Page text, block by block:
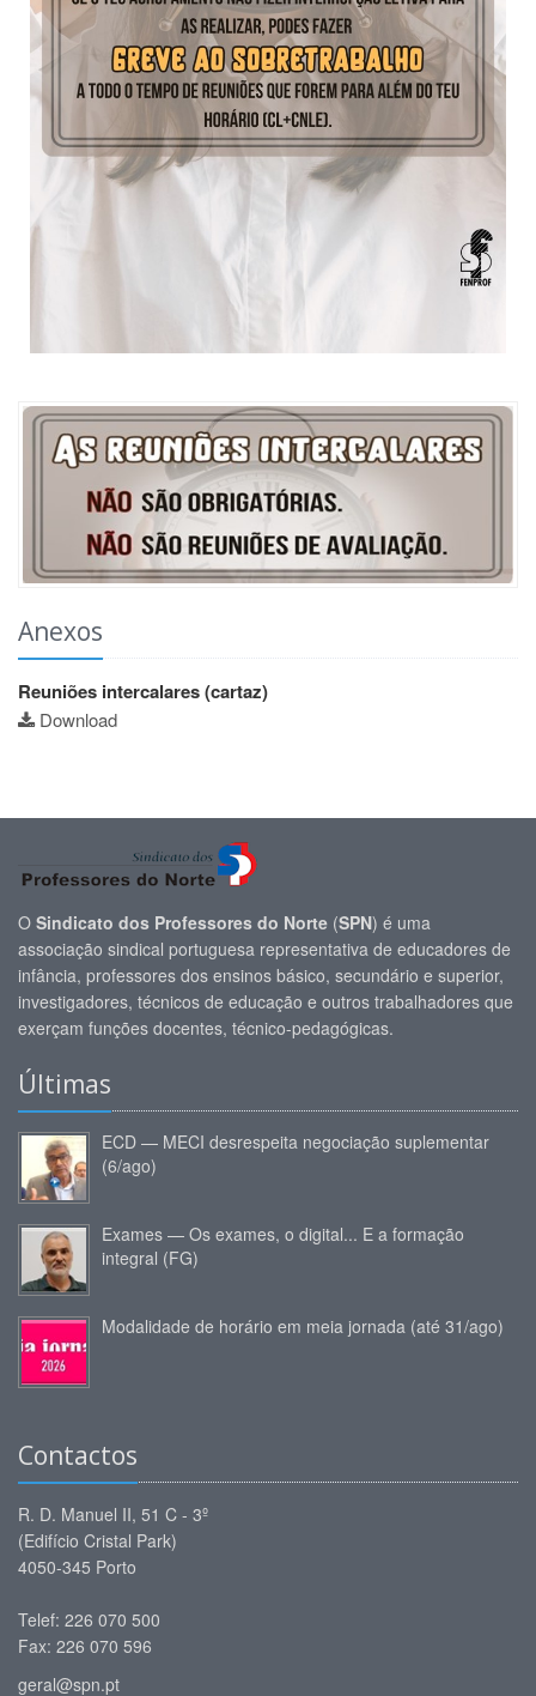
Anexos
Reuniões intercalares (cartaz)
Download
O Sindicato dos Professores do Norte (SPN) é uma
associação sindical portuguesa representativa de educadores de
infância, professores dos ensinos básico, secundário e superior,
investigadores, técnicos de educação e outros trabalhadores que
exerçam funções docentes, técnico-pedagógicas.
Últimas
ECD — MECI desrespeita negociação suplementar
(6/ago)
Exames — Os exames, o digital... E a formação
integral (FG)
Modalidade de horário em meia jornada (até 31/ago)
Contactos
R. D. Manuel II, 51 C - 3º
(Edifício Cristal Park)
4050-345 Porto
Telef: 226 070 500
Fax: 226 070 596
geral@spn.pt